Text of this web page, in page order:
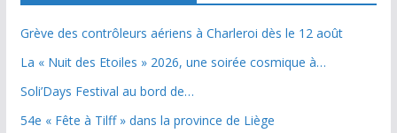
Grève des contrôleurs aériens à Charleroi dès le 12 août
La « Nuit des Etoiles » 2026, une soirée cosmique à…
Soli’Days Festival au bord de…
54e « Fête à Tilff » dans la province de Liège